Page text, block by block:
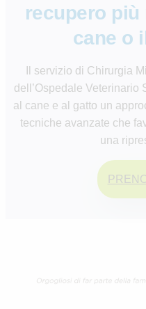
recupero
cane o
Il servizio di Chirurgia
dell’Ospedale Veterinario
al cane e al gatto un
tecniche avanzate che
una